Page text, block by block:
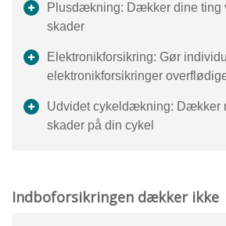
Plusdækning: Dækker dine ting
skader
Elektronikforsikring: Gør
elektronikforsikringer
Udvidet cykeldækning: Dækker
skader på din cykel
Indboforsikringen dækker ikke